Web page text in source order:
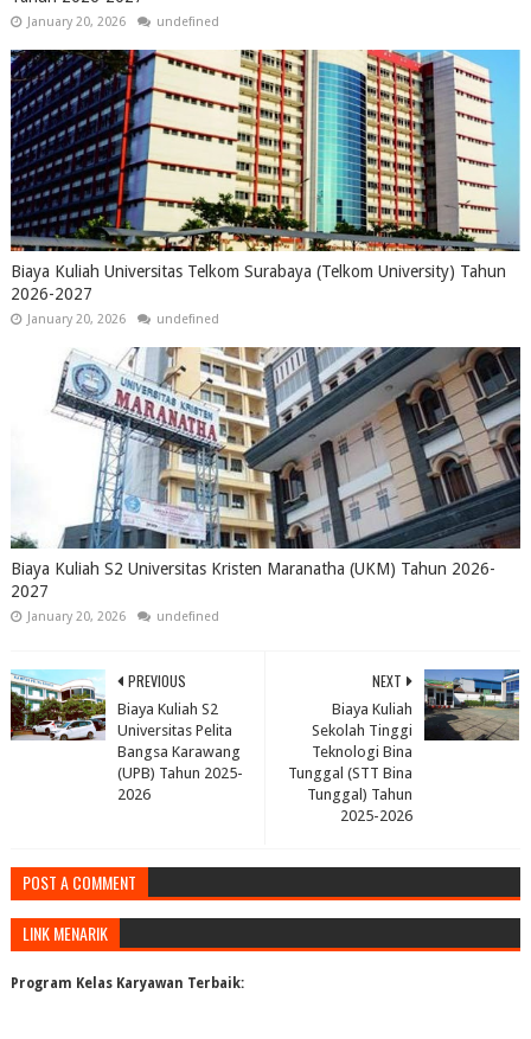
January 20, 2026 undefined
Biaya Kuliah Universitas Telkom Surabaya (Telkom University) Tahun
2026-2027
January 20, 2026 undefined
Biaya Kuliah S2 Universitas Kristen Maranatha (UKM) Tahun 2026-
2027
January 20, 2026 undefined
NEXT
Biaya Kuliah
Sekolah Tinggi
Teknologi Bina
Tunggal (STT Bina
Tunggal) Tahun
2025-2026
PREVIOUS
Biaya Kuliah S2
Universitas Pelita
Bangsa Karawang
(UPB) Tahun 2025-
2026
POST A COMMENT
LINK MENARIK
Program Kelas Karyawan Terbaik: